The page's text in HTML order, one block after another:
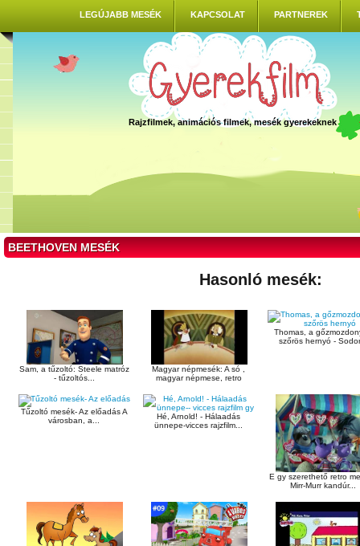
LEGÚJABB MESÉK KAPCSOLAT PARTNEREK
Rajzfilmek, animációs filmek, mesék gyerekeknek
BEETHOVEN MESÉK
Hasonló mesék:
Sam, a tűzoltó: Steele matróz
- tűzoltós...
Magyar népmesék: A só ,
magyar népmese, retro
Thomas, a
szőrös hernyó -
Tűzoltó mesék- Az előadás A
városban, a...
Hé, Arnold! - Hálaadás
ünnepe-vicces rajzfilm...
E gy szerethető retro
Mirr-Murr kandúr...